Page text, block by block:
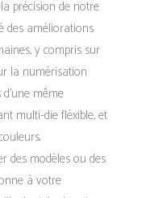
précision de notre
des améliorations
y compris sur
la numérisation
même
multi-die fléxible, et
des modèles ou des
à votre